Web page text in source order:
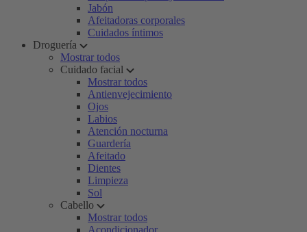
Jabón
Afeitadoras corporales
Cuidados íntimos
Droguería
Mostrar todos
Cuidado facial
Mostrar todos
Antienvejecimiento
Ojos
Labios
Atención nocturna
Guardería
Afeitado
Dientes
Limpieza
Sol
Cabello
Mostrar todos
Acondicionador